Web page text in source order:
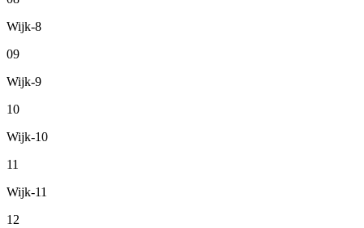
Wijk-8
09
Wijk-9
10
Wijk-10
11
Wijk-11
12